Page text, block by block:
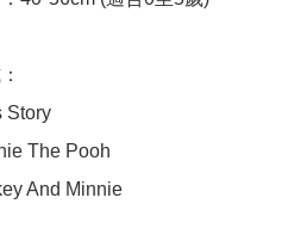
Story
The Pooh
And Minnie